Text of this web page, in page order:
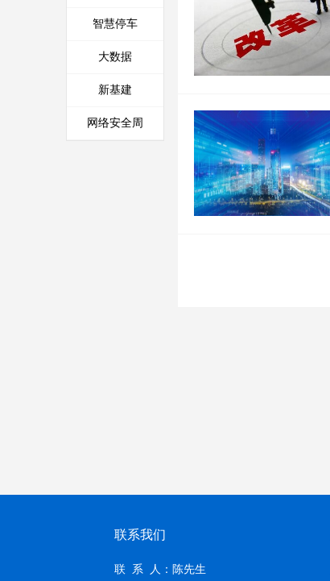
智慧停车
大数据
新基建
网络安全周
联系我们
联 系 人：陈先生